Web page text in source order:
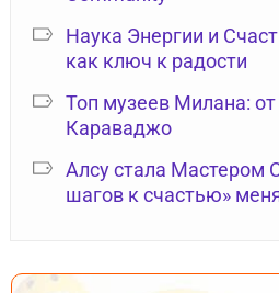
Наука Энергии и
как ключ к радости
Топ музеев Милана:
Караваджо
Алсу стала Мастером
шагов к счастью»